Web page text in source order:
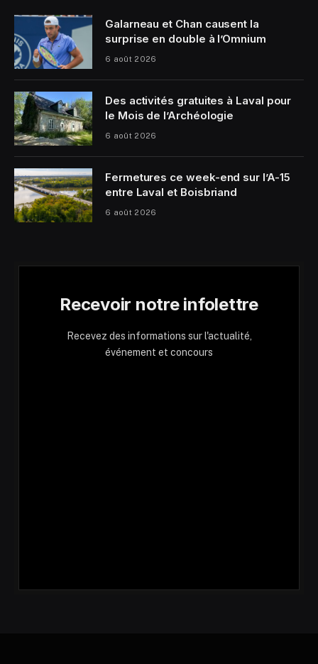
Galarneau et Chan causent la
surprise en double à l’Omnium
6 août 2026
Des activités gratuites à Laval pour
le Mois de l’Archéologie
6 août 2026
Fermetures ce week-end sur l’A-15
entre Laval et Boisbriand
6 août 2026
Recevoir notre infolettre
Recevez des informations sur l'actualité,
événement et concours